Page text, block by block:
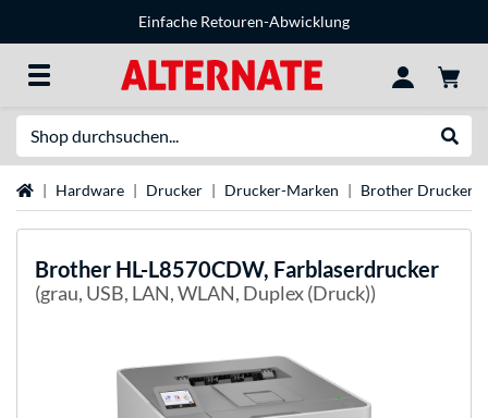
Einfache Retouren-Abwicklung
StartseiteHardware Drucker Drucker-Marken Brother Drucker
Brother HL-L8570CDW, Farblaserdrucker
(grau, USB, LAN, WLAN, Duplex (Druck))